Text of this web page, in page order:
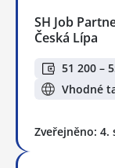
SH Job
Česká Lípa
51 200 –
Vhodné
Zveřejněno: 4.